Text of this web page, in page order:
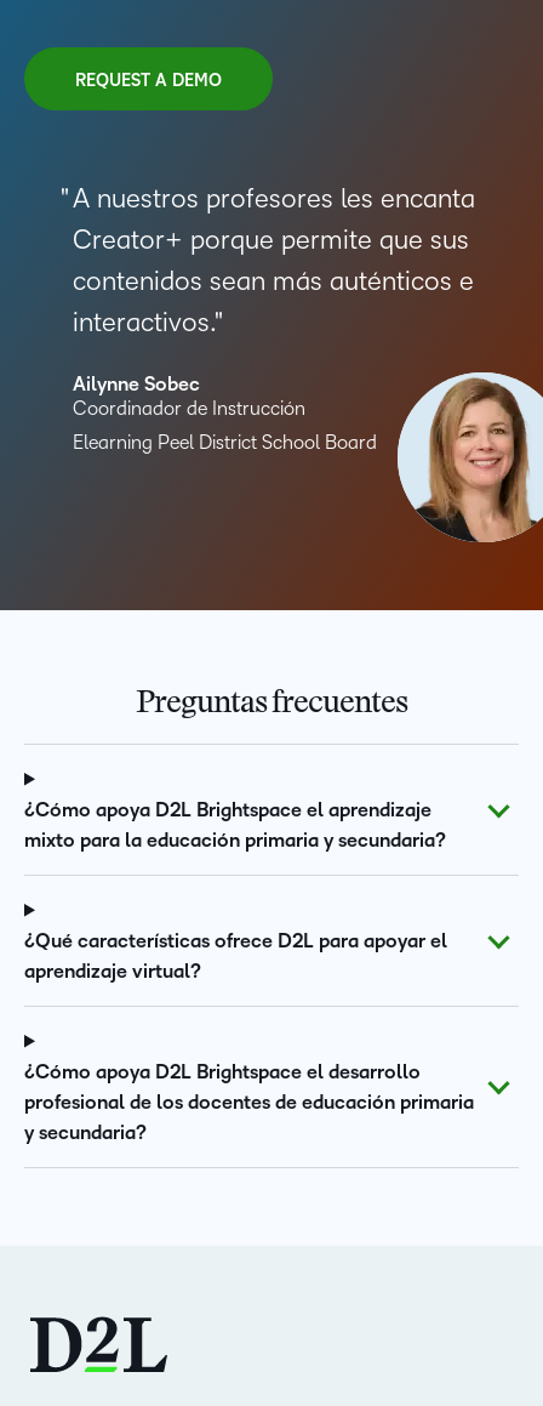
REQUEST A DEMO
A nuestros profesores les encanta
Creator+ porque permite que sus
contenidos sean más auténticos e
interactivos.
Ailynne Sobec
Coordinador de Instrucción
Elearning Peel District School Board
Preguntas frecuentes
¿Cómo apoya D2L Brightspace el aprendizaje
mixto para la educación primaria y secundaria?
¿Qué características ofrece D2L para apoyar el
aprendizaje virtual?
¿Cómo apoya D2L Brightspace el desarrollo
profesional de los docentes de educación primaria
y secundaria?